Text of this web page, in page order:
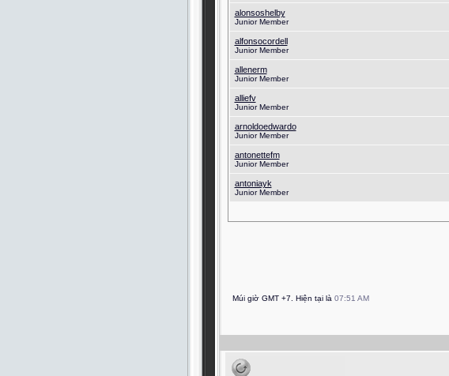
alonsoshelby
Junior Member
alfonsocordell
Junior Member
allenerm
Junior Member
alliefv
Junior Member
arnoldoedwardo
Junior Member
antonettefm
Junior Member
antoniayk
Junior Member
Múi giờ GMT +7. Hiện tại là 07:51 AM